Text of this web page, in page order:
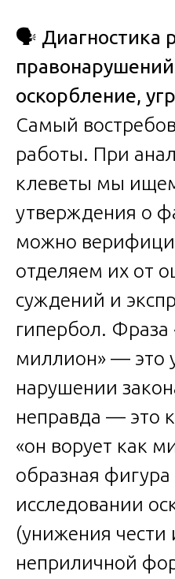
🗣️ Диагностика
оскорбление,
Самый
работы. При
клеветы мы
утверждения о
можно
отделяем их от
суждений и
гипербол. Фраза
миллион» — это
нарушении
неправда — это
«он ворует как
образная
исследовании
(унижения чести
неприличной